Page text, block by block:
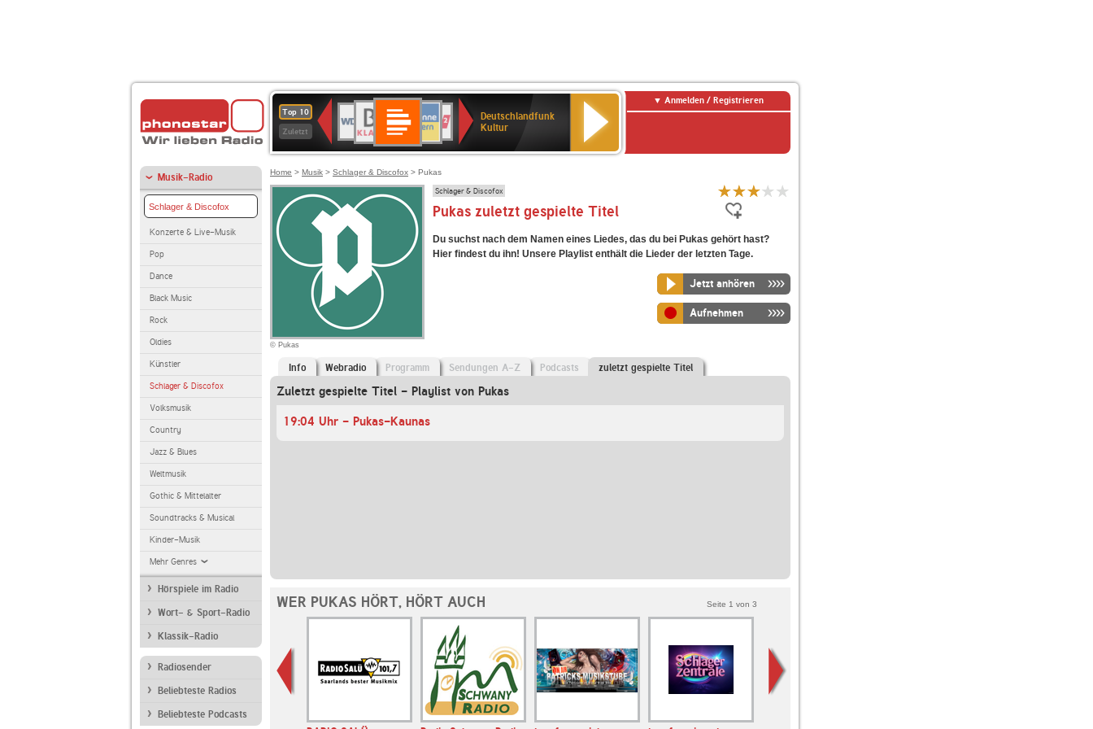
Top 10
Zuletzt
Deutschlandfunk
80er
90er
OLDIE
ANTENNE
SWR3
4
BR-
KLASSIK
Deutschlandfunk
Kultur
ANTENNE
BAYERN
SWR
Kultur
NDR
2
Deutschlandfunk
Kultur
Anmelden / Registrieren
Musik-Radio
Schlager & Discofox
Konzerte & Live-Musik
Pop
Dance
Black Music
Rock
Oldies
Künstler
Schlager & Discofox
Volksmusik
Country
Jazz & Blues
Weltmusik
Gothic & Mittelalter
Soundtracks & Musical
Kinder-Musik
Mehr Genres
Hörspiele im Radio
Wort- & Sport-Radio
Klassik-Radio
Radiosender
Beliebteste Radios
Beliebteste Podcasts
Home > Musik > Schlager & Discofox > Pukas
© Pukas
Schlager & Discofox
Pukas zuletzt gespielte Titel
Du suchst nach dem Namen eines Liedes, das du bei Pukas gehört hast?
Hier findest du ihn! Unsere Playlist enthält die Lieder der letzten Tage.
Jetzt anhören
Aufnehmen
Info Webradio Programm Sendungen A-Z Podcasts zuletzt gespielte Titel
Zuletzt gespielte Titel - Playlist von Pukas
19:04 Uhr - Pukas-Kaunas
WER PUKAS HÖRT, HÖRT AUCH Seite 1 von 3